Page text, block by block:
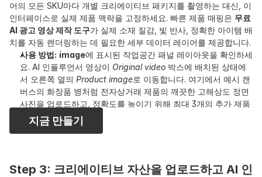
Step 3: 크리에이티브 자산을 업로드하고 AI 인
어의 모든 SKU마다 개별 크리에이티브 패키지를 촬영하는 대신, 이
인터페이스로 실제 제품 맥락을 고정하세요. 빠른 제품 매핑은 무료
AI 광고 영상 제작 도구가 실제 소재 질감, 빛 반사, 정확한 아이템 배
치를 자동 렌더링하는 데 필요한 세부 데이터 레이어를 제공합니다.
사용 방법: image에 표시된 작업공간 패널 레이아웃을 확인하세
요. AI 인플루언서 영상이 Original video 박스에 배치된 상태에
서 오른쪽 열의 Product image로 이동합니다. 여기에서 예시 캔
버스의 화장품 병처럼 전자상거래 제품의 깨끗한 고해상도 정면
사진을 업로드하고, 정확도를 높이기 위해 최대 3개의 추가 제품
각도를 포함하세요. 이 구조화된 시각 설정은
상 제작 도구 엔진에 장면 안에서 소재를 어떻게 교체하거나 오버
지금 만들기